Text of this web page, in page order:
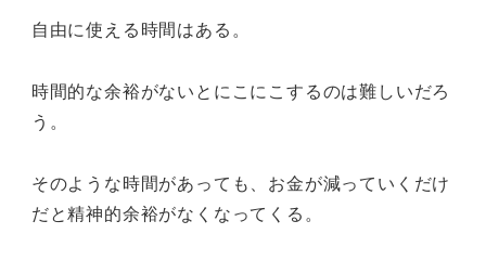
自由に使える時間はある。
時間的な余裕がないとにこにこするのは難しいだろ
う。
そのような時間があっても、お金が減っていくだけ
だと精神的余裕がなくなってくる。